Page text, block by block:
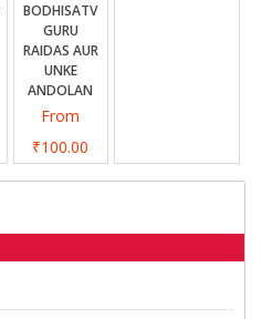
BODHISATV
GURU
RAIDAS AUR
UNKE
ANDOLAN
From
₹100.00